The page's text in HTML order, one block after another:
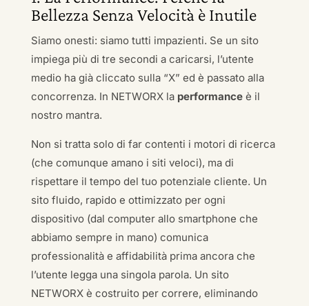
Bellezza Senza Velocità è Inutile
Siamo onesti: siamo tutti impazienti. Se un sito
impiega più di tre secondi a caricarsi, l’utente
medio ha già cliccato sulla “X” ed è passato alla
concorrenza. In NETWORX la performanceè il
nostro mantra.
Non si tratta solo di far contenti i motori di ricerca
(che comunque amano i siti veloci), ma di
rispettare il tempo del tuo potenziale cliente. Un
sito fluido, rapido e ottimizzato per ogni
dispositivo (dal computer allo smartphone che
abbiamo sempre in mano) comunica
professionalità e affidabilità prima ancora che
l’utente legga una singola parola. Un sito
NETWORX è costruito per correre, eliminando